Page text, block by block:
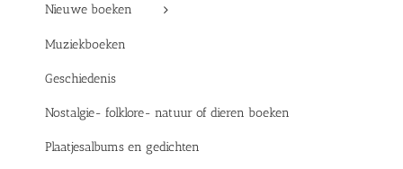
Nieuwe boeken
Muziekboeken
Geschiedenis
Nostalgie- folklore- natuur of dieren boeken
Plaatjesalbums en gedichten